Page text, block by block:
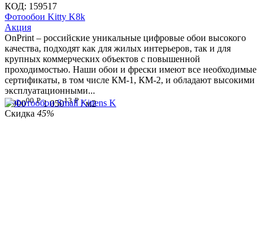
КОД: 159517
Фотообои Kitty K8k
Aкция
OnPrint – российские уникальные цифровые обои высокого
качества, подходят как для жилых интерьеров, так и для
крупных коммерческих объектов с повышенной
проходимостью. Наши обои и фрески имеют все необходимые
сертификаты, в том числе КМ-1, КМ-2, и обладают высокими
эксплуатационными...
1 90000 Р 1 05013 Р / м2
Скидка 45%